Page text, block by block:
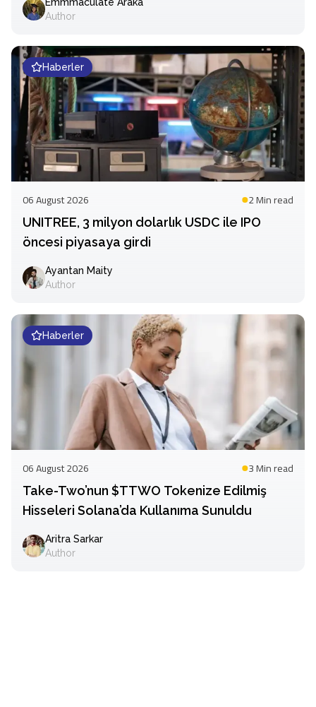
Author
Haberler
06 August 2026 2 Minread
UNITREE, 3 milyon dolarlık USDC ile IPO
öncesi piyasaya girdi
Ayantan Maity
Author
Haberler
06 August 2026 3 Minread
Take-Two’nun $TTWO Tokenize Edilmiş
Hisseleri Solana’da Kullanıma Sunuldu
Aritra Sarkar
Author